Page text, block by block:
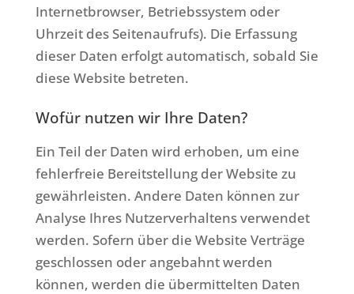
Internetbrowser, Betriebssystem oder
Uhrzeit des Seitenaufrufs). Die Erfassung
dieser Daten erfolgt automatisch, sobald Sie
diese Website betreten.
Wofür nutzen wir Ihre Daten?
Ein Teil der Daten wird erhoben, um eine
fehlerfreie Bereitstellung der Website zu
gewährleisten. Andere Daten können zur
Analyse Ihres Nutzerverhaltens verwendet
werden. Sofern über die Website Verträge
geschlossen oder angebahnt werden
können, werden die übermittelten Daten